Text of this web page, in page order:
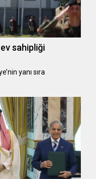
ev sahipliği
yanı sıra